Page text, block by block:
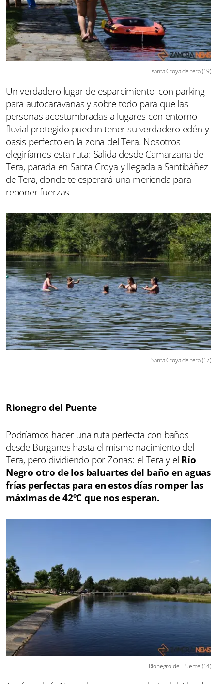
santa Croya de tera (19)
Un verdadero lugar de esparcimiento, con parking
para autocaravanas y sobre todo para que las
personas acostumbradas a lugares con entorno
fluvial protegido puedan tener su verdadero edén y
oasis perfecto en la zona del Tera. Nosotros
elegiríamos esta ruta: Salida desde Camarzana de
Tera, parada en Santa Croya y llegada a Santibáñez
de Tera, donde te esperará una merienda para
reponer fuerzas.
Santa Croya de tera (17)
Rionegro del Puente
Podríamos hacer una ruta perfecta con baños
desde Burganes hasta el mismo nacimiento del
Tera, pero dividiendo por Zonas: el Tera y el Río
Negro otro de los baluartes del baño en aguas
frías perfectas para en estos días romper las
máximas de 42ºC que nos esperan.
Rionegro del Puente (14)